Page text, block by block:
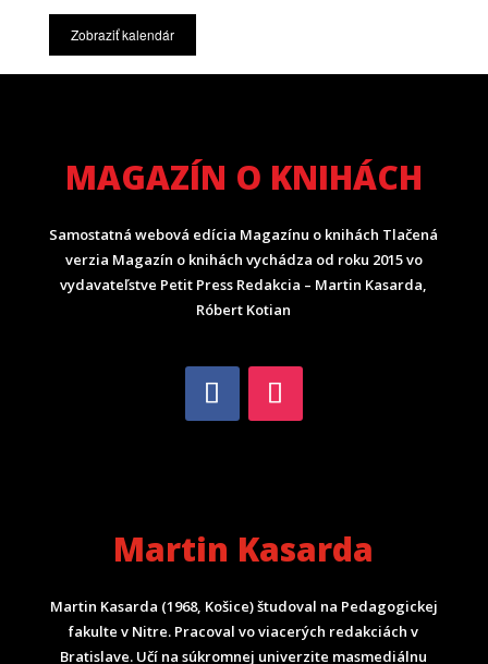
Zobraziť kalendár
MAGAZÍN O KNIHÁCH
Samostatná webová edícia Magazínu o knihách Tlačená
verzia Magazín o knihách vychádza od roku 2015 vo
vydavateľstve Petit Press Redakcia – Martin Kasarda,
Róbert Kotian
Martin Kasarda
Martin Kasarda (1968, Košice) študoval na Pedagogickej
fakulte v Nitre. Pracoval vo viacerých redakciách v
Bratislave. Učí na súkromnej univerzite masmediálnu